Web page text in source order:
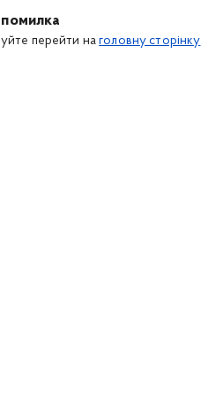
помилка
перейти наголовну сторінку